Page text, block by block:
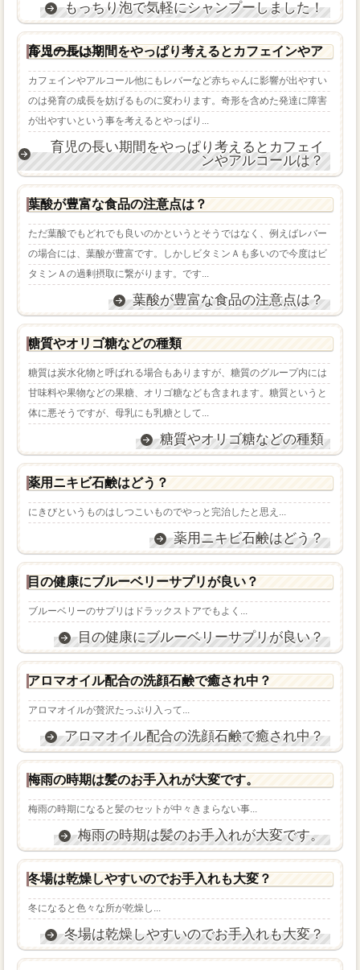
もっちり泡で気軽にシャンプーしました！
育児の長い期間をやっぱり考えるとカフェインやアルコールは？
カフェインやアルコール他にもレバーなど赤ちゃんに影響が出やすい
のは発育の成長を妨げるものに変わります。奇形を含めた発達に障害
が出やすいという事を考えるとやっぱり...
育児の長い期間をやっぱり考えるとカフェイ
ンやアルコールは？
葉酸が豊富な食品の注意点は？
ただ葉酸でもどれでも良いのかというとそうではなく、例えばレバー
の場合には、葉酸が豊富です。しかしビタミンＡも多いので今度はビ
タミンＡの過剰摂取に繋がります。です...
葉酸が豊富な食品の注意点は？
糖質やオリゴ糖などの種類
糖質は炭水化物と呼ばれる場合もありますが、糖質のグループ内には
甘味料や果物などの果糖、オリゴ糖なども含まれます。糖質というと
体に悪そうですが、母乳にも乳糖として...
糖質やオリゴ糖などの種類
薬用ニキビ石鹸はどう？
にきびというものはしつこいものでやっと完治したと思え...
薬用ニキビ石鹸はどう？
目の健康にブルーベリーサプリが良い？
ブルーベリーのサプリはドラックストアでもよく...
目の健康にブルーベリーサプリが良い？
アロマオイル配合の洗顔石鹸で癒され中？
アロマオイルが贅沢たっぷり入って...
アロマオイル配合の洗顔石鹸で癒され中？
梅雨の時期は髪のお手入れが大変です。
梅雨の時期になると髪のセットが中々きまらない事...
梅雨の時期は髪のお手入れが大変です。
冬場は乾燥しやすいのでお手入れも大変？
冬になると色々な所が乾燥し...
冬場は乾燥しやすいのでお手入れも大変？